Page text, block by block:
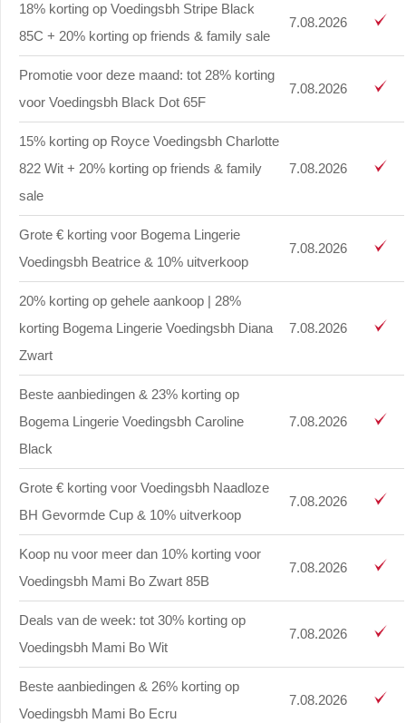
18% korting op Voedingsbh Stripe Black
85C + 20% korting op friends & family sale
7.08.2026
Promotie voor deze maand: tot 28% korting
voor Voedingsbh Black Dot 65F
7.08.2026
15% korting op Royce Voedingsbh Charlotte
822 Wit + 20% korting op friends & family
sale
7.08.2026
Grote € korting voor Bogema Lingerie
Voedingsbh Beatrice & 10% uitverkoop
7.08.2026
20% korting op gehele aankoop | 28%
korting Bogema Lingerie Voedingsbh Diana
Zwart
7.08.2026
Beste aanbiedingen & 23% korting op
Bogema Lingerie Voedingsbh Caroline
Black
7.08.2026
Grote € korting voor Voedingsbh Naadloze
BH Gevormde Cup & 10% uitverkoop
7.08.2026
Koop nu voor meer dan 10% korting voor
Voedingsbh Mami Bo Zwart 85B
7.08.2026
Deals van de week: tot 30% korting op
Voedingsbh Mami Bo Wit
7.08.2026
Beste aanbiedingen & 26% korting op
Voedingsbh Mami Bo Ecru
7.08.2026